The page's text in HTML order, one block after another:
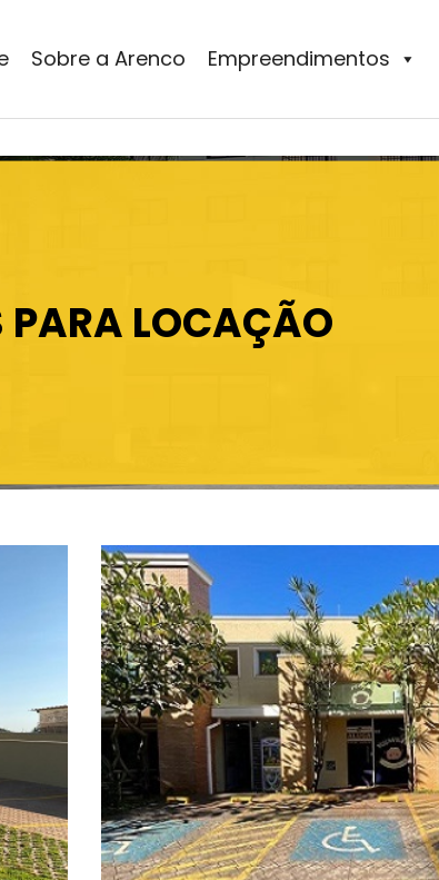
Sobre a Arenco Empreendimentos
PARA LOCAÇÃO